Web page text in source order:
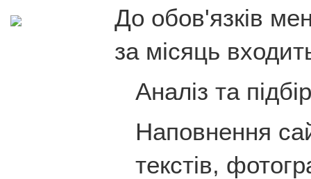
До обов'язків
за місяць
Аналіз та
Наповнення
текстів,